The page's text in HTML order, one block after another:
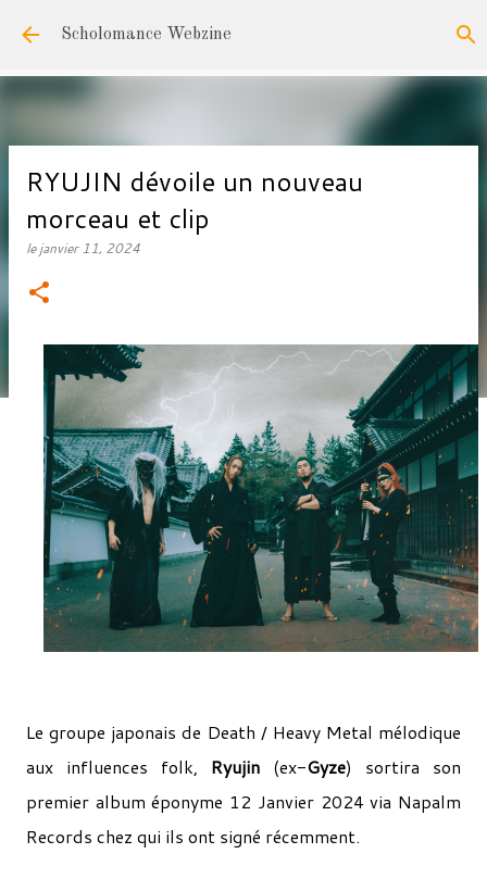
Accéder au contenu principal
Scholomance Webzine
RYUJIN dévoile un nouveau
morceau et clip
lejanvier 11, 2024
Le groupe japonais de Death / Heavy Metal mélodique
aux influences folk, Ryujin (ex-Gyze) sortira son
premier album éponyme 12 Janvier 2024 via Napalm
Records chez qui ils ont signé récemment.